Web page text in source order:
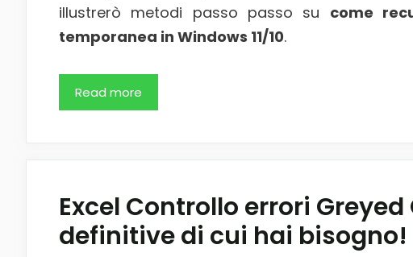
illustrerò metodi passo passo su come
temporanea in Windows 11/10.
Read more
Excel Controllo errori
definitive di cui hai bisogno!